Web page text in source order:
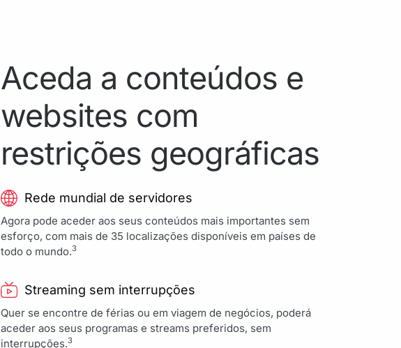
Aceda a conteúdos e
websites com
restrições geográficas
Rede mundial de servidores
Agora pode aceder aos seus conteúdos mais importantes sem
esforço, com mais de 35 localizações disponíveis em países de
todo o mundo.3
Streaming sem interrupções
Quer se encontre de férias ou em viagem de negócios, poderá
aceder aos seus programas e streams preferidos, sem
interrupções.3